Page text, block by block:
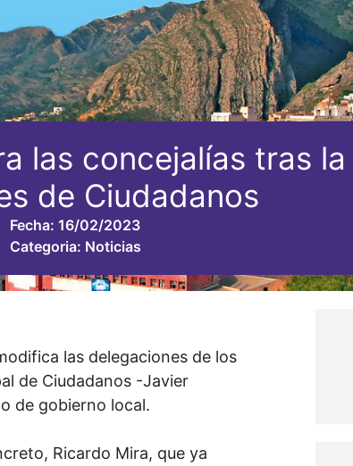
las concejalías tras
de Ciudadanos
Fecha: 16/02/2023
Categoria: Noticias
las delegaciones de los
de Ciudadanos -Javier
de gobierno local.
Ricardo Mira, que ya